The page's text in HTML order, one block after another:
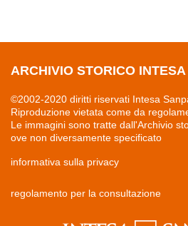
ARCHIVIO STORICO
©2002-2020 diritti riservati Intesa
Riproduzione vietata come da
Le immagini sono tratte dall'Archivio
ove non diversamente specificato
informativa sulla privacy
regolamento per la consultazione